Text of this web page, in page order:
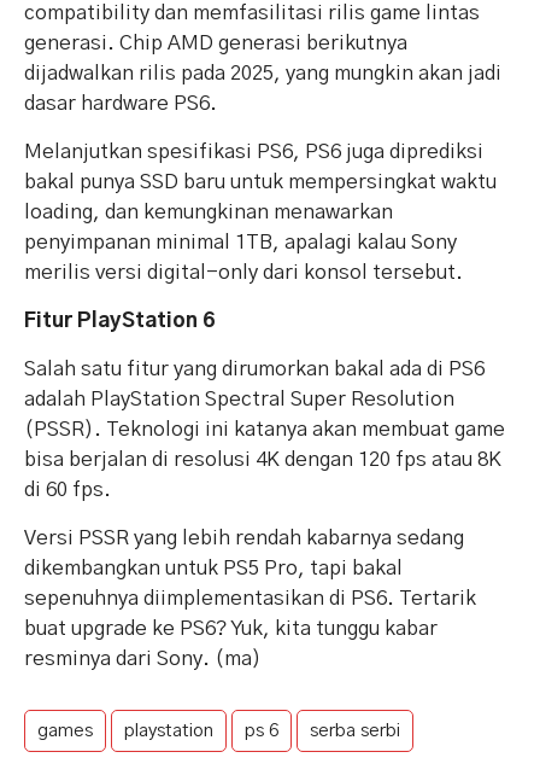
compatibility dan memfasilitasi rilis game lintas
generasi. Chip AMD generasi berikutnya
dijadwalkan rilis pada 2025, yang mungkin akan jadi
dasar hardware PS6.
Melanjutkan spesifikasi PS6, PS6 juga diprediksi
bakal punya SSD baru untuk mempersingkat waktu
loading, dan kemungkinan menawarkan
penyimpanan minimal 1TB, apalagi kalau Sony
merilis versi digital-only dari konsol tersebut.
Fitur PlayStation 6
Salah satu fitur yang dirumorkan bakal ada di PS6
adalah PlayStation Spectral Super Resolution
(PSSR). Teknologi ini katanya akan membuat game
bisa berjalan di resolusi 4K dengan 120 fps atau 8K
di 60 fps.
Versi PSSR yang lebih rendah kabarnya sedang
dikembangkan untuk PS5 Pro, tapi bakal
sepenuhnya diimplementasikan di PS6. Tertarik
buat upgrade ke PS6? Yuk, kita tunggu kabar
resminya dari Sony. (ma)
games playstation ps 6 serba serbi